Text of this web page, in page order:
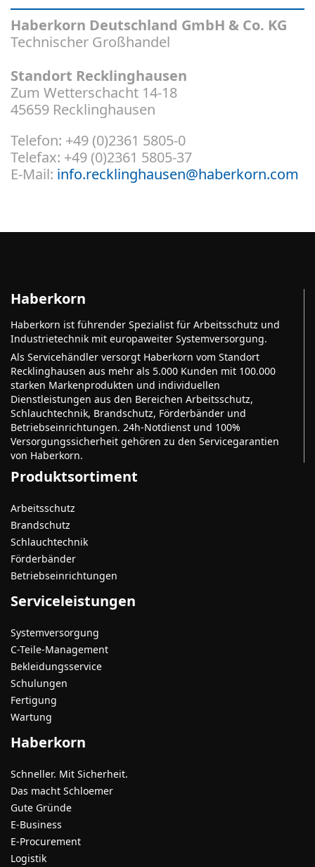
Haberkorn Deutschland GmbH & Co. KG
Technischer Großhandel
Standort Recklinghausen
Zum Wetterschacht 14-18
45659 Recklinghausen
Telefon: +49 (0)2361 5805-0
Telefax: +49 (0)2361 5805-37
E-Mail: info.recklinghausen@haberkorn.com
Haberkorn
Haberkorn ist führender Spezialist für Arbeitsschutz und
Industrietechnik mit europaweiter Systemversorgung.
Als Servicehändler versorgt Haberkorn vom Standort
Recklinghausen aus mehr als 5.000 Kunden mit 100.000
starken Markenprodukten und individuellen
Dienstleistungen aus den Bereichen Arbeitsschutz,
Schlauchtechnik, Brandschutz, Förderbänder und
Betriebseinrichtungen. 24h-Notdienst und 100%
Versorgungssicherheit gehören zu den Servicegarantien
von Haberkorn.
Produktsortiment
Arbeitsschutz
Brandschutz
Schlauchtechnik
Förderbänder
Betriebseinrichtungen
Serviceleistungen
Systemversorgung
C-Teile-Management
Bekleidungsservice
Schulungen
Fertigung
Wartung
Haberkorn
Schneller. Mit Sicherheit.
Das macht Schloemer
Gute Gründe
E-Business
E-Procurement
Logistik